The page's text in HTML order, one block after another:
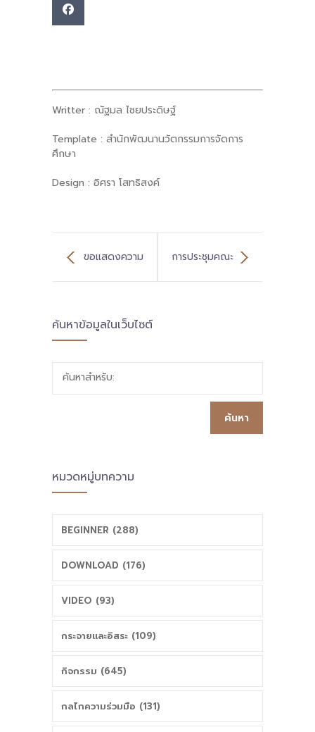
Writter : ณัฐมล ไชยประดิษฐ์
Template : สำนักพัฒนานวัตกรรมการจัดการ
ศึกษา
Design : อิศรา โสทธิสงค์
ขอแสดงความ
นุช ไชยพิเดช
การประชุมคณะ
ค้นหาข้อมูลในเว็บไซต์
ค้นหาสำหรับ:
หมวดหมู่บทความ
BEGINNER (288)
DOWNLOAD (176)
VIDEO (93)
กระจายและอิสระ (109)
กิจกรรม (645)
กลไกความร่วมมือ (131)